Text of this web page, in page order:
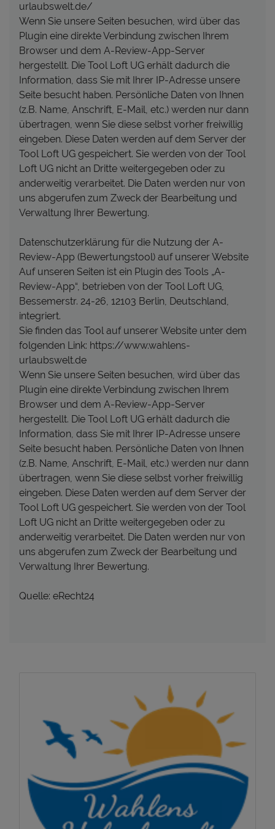
urlaubswelt.de/
Wenn Sie unsere Seiten besuchen, wird über das
Plugin eine direkte Verbindung zwischen Ihrem
Browser und dem A-Review-App-Server
hergestellt. Die Tool Loft UG erhält dadurch die
Information, dass Sie mit Ihrer IP-Adresse unsere
Seite besucht haben. Persönliche Daten von Ihnen
(z.B. Name, Anschrift, E-Mail, etc.) werden nur dann
übertragen, wenn Sie diese selbst vorher freiwillig
eingeben. Diese Daten werden auf dem Server der
Tool Loft UG gespeichert. Sie werden von der Tool
Loft UG nicht an Dritte weitergegeben oder zu
anderweitig verarbeitet. Die Daten werden nur von
uns abgerufen zum Zweck der Bearbeitung und
Verwaltung Ihrer Bewertung.
Datenschutzerklärung für die Nutzung der A-
Review-App (Bewertungstool) auf unserer Website
Auf unseren Seiten ist ein Plugin des Tools „A-
Review-App“, betrieben von der Tool Loft UG,
Bessemerstr. 24-26, 12103 Berlin, Deutschland,
integriert.
Sie finden das Tool auf unserer Website unter dem
folgenden Link: https://www.wahlens-
urlaubswelt.de
Wenn Sie unsere Seiten besuchen, wird über das
Plugin eine direkte Verbindung zwischen Ihrem
Browser und dem A-Review-App-Server
hergestellt. Die Tool Loft UG erhält dadurch die
Information, dass Sie mit Ihrer IP-Adresse unsere
Seite besucht haben. Persönliche Daten von Ihnen
(z.B. Name, Anschrift, E-Mail, etc.) werden nur dann
übertragen, wenn Sie diese selbst vorher freiwillig
eingeben. Diese Daten werden auf dem Server der
Tool Loft UG gespeichert. Sie werden von der Tool
Loft UG nicht an Dritte weitergegeben oder zu
anderweitig verarbeitet. Die Daten werden nur von
uns abgerufen zum Zweck der Bearbeitung und
Verwaltung Ihrer Bewertung.
Quelle: eRecht24